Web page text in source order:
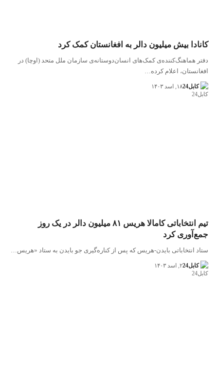
کانادا بیش میلیون دالر به افغانستان کمک کرد
دفتر هماهنگ‌کننده‌ی کمک‌های انسان‌دوستانه‌ی سازمان ملل متحد (اوچا) در
افغانستان، اعلام کرده…
کابل24 ۱۸, اسد ۱۴۰۳
تیم انتخاباتی کامالا هریس ۸۱ میلیون دالر در یک روز
جمع‌آوری کرد
ستاد انتخاباتی بایدن-هریس که پس از کناره‌گیری جو بایدن به ستاد «هریس…
کابل24 ۲, اسد ۱۴۰۳